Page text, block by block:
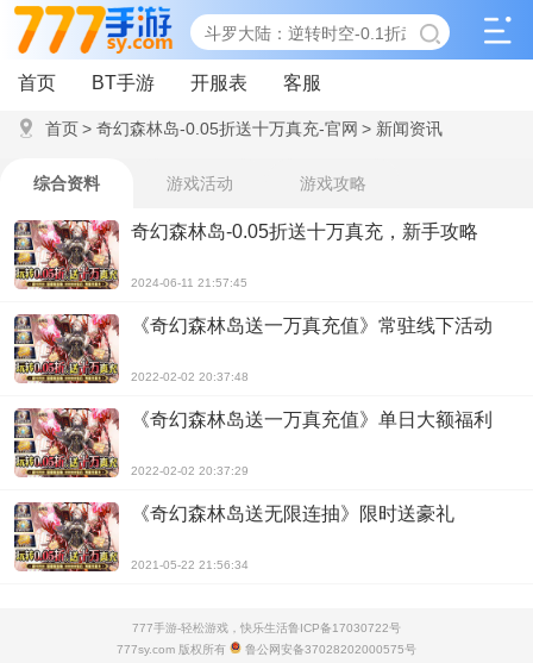
首页 BT手游 开服表 客服
首页> 奇幻森林岛-0.05折送十万真充-官网 > 新闻资讯
综合资料 游戏活动 游戏攻略
奇幻森林岛-0.05折送十万真充，新手攻略
2024-06-11 21:57:45
《奇幻森林岛送一万真充值》常驻线下活动
2022-02-02 20:37:48
《奇幻森林岛送一万真充值》单日大额福利
2022-02-02 20:37:29
《奇幻森林岛送无限连抽》限时送豪礼
2021-05-22 21:56:34
777手游-轻松游戏，快乐生活鲁ICP备17030722号
777sy.com 版权所有
鲁公网安备37028202000575号